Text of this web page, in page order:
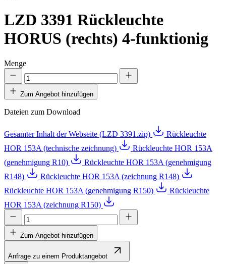
LZD 3391 Rückleuchte
HORUS (rechts) 4-funktionig
Menge
Zum Angebot hinzufügen
Dateien zum Download
Gesamter Inhalt der Webseite (LZD 3391.zip)
Rückleuchte
HOR 153A (technische zeichnung)
Rückleuchte HOR 153A
(genehmigung R10)
Rückleuchte HOR 153A (genehmigung
R148)
Rückleuchte HOR 153A (zeichnung R148)
Rückleuchte HOR 153A (genehmigung R150)
Rückleuchte
HOR 153A (zeichnung R150)
Zum Angebot hinzufügen
Anfrage zu einem Produktangebot